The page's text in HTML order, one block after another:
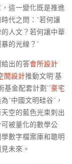
這一變化既是推進
代之問：“若何讓
人文？若何讓中華
的光線？”
出的答會所設計
間設計推動文明‘基
基金配套計劃’”豪宅
“中國文明硅谷”，
空的藍色光束刺出
可被量化的數學公
數字檔案庫和聰明
未來。